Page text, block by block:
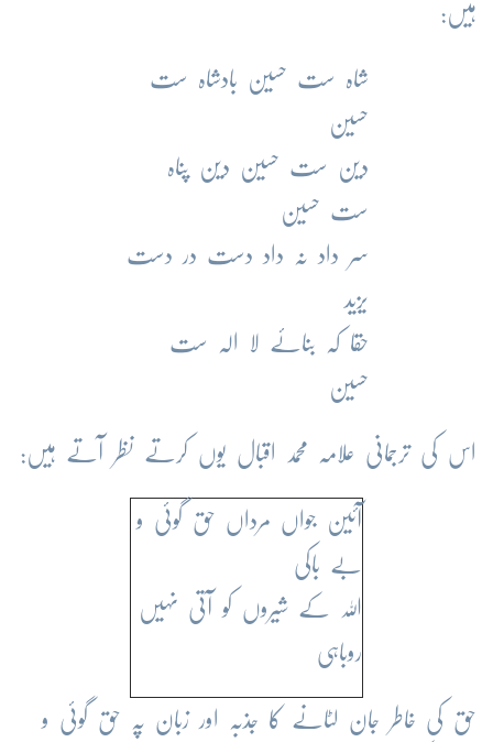
ہیں:
شاہ ست حسین بادشاہ ست
حسین
دین ست حسین دین پناہ
ست حسین
سر داد نہ داد دست در دست
یزید
حقا کہ بنائے لا الہ ست
حسین
اس کی ترجمانی علامہ محمد اقبال یوں کرتے نظر آتے ہیں:
آئین جواں مرداں حق گوئی و
بے باکی
اللہ کے شیروں کو آتی نہیں
روباہی
حق کی خاطر جان لٹانے کا جذبہ اور زبان پہ حق گوئی و